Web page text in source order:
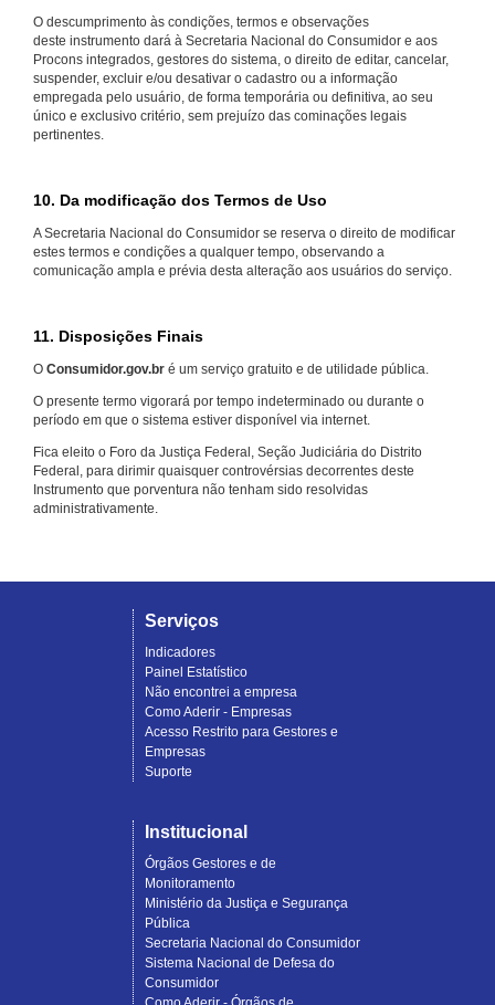
O descumprimento às condições, termos e observações
deste instrumento dará à Secretaria Nacional do Consumidor e aos
Procons integrados, gestores do sistema, o direito de editar, cancelar,
suspender, excluir e/ou desativar o cadastro ou a informação
empregada pelo usuário, de forma temporária ou definitiva, ao seu
único e exclusivo critério, sem prejuízo das cominações legais
pertinentes.
10. Da modificação dos Termos de Uso
A Secretaria Nacional do Consumidor se reserva o direito de modificar
estes termos e condições a qualquer tempo, observando a
comunicação ampla e prévia desta alteração aos usuários do serviço.
11. Disposições Finais
O Consumidor.gov.br é um serviço gratuito e de utilidade pública.
O presente termo vigorará por tempo indeterminado ou durante o
período em que o sistema estiver disponível via internet.
Fica eleito o Foro da Justiça Federal, Seção Judiciária do Distrito
Federal, para dirimir quaisquer controvérsias decorrentes deste
Instrumento que porventura não tenham sido resolvidas
administrativamente.
Serviços
Indicadores
Painel Estatístico
Não encontrei a empresa
Como Aderir - Empresas
Acesso Restrito para Gestores e
Empresas
Suporte
Institucional
Órgãos Gestores e de
Monitoramento
Ministério da Justiça e Segurança
Pública
Secretaria Nacional do Consumidor
Sistema Nacional de Defesa do
Consumidor